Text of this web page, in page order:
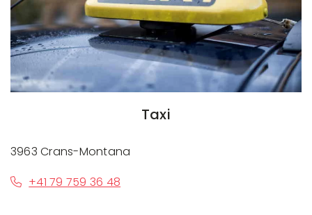
Taxi
3963 Crans-Montana
+41 79 759 36 48